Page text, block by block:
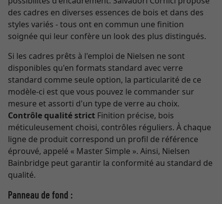
des cadres en diverses essences de bois et dans des
styles variés - tous ont en commun une finition
soignée qui leur confère un look des plus distingués.
Si les cadres prêts à l'emploi de Nielsen ne sont
disponibles qu'en formats standard avec verre
standard comme seule option, la particularité de ce
modèle-ci est que vous pouvez le commander sur
mesure et assorti d'un type de verre au choix.
Contrôle qualité strict Finition précise, bois
méticuleusement choisi, contrôles réguliers. À chaque
ligne de produit correspond un profil de référence
éprouvé, appelé « Master Simple ». Ainsi, Nielsen
Bainbridge peut garantir la conformité au standard de
qualité.
Panneau de fond :